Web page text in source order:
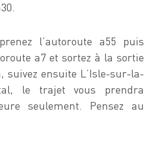
l’autoroute a55 puis
a7 et sortez à la sortie
suivez ensuite L’Isle-sur-la-
le trajet vous prendra
seulement. Pensez au